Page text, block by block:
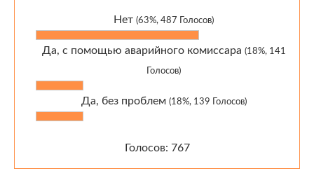
Нет (63%, 487 Голосов)
Да, с помощью аварийного комиссара (18%, 141
Голосов)
Да, без проблем (18%, 139 Голосов)
Голосов: 767